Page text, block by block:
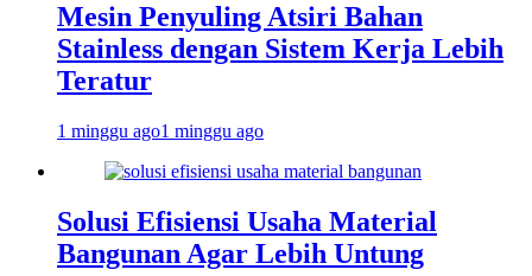
Mesin Penyuling Atsiri Bahan
Stainless dengan Sistem Kerja Lebih
Teratur
1 minggu ago1 minggu ago
Solusi Efisiensi Usaha Material
Bangunan Agar Lebih Untung